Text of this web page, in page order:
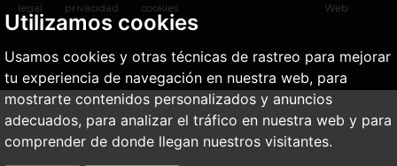
Utilizamos cookies
Usamos cookies y otras técnicas de rastreo para mejorar
tu experiencia de navegación en nuestra web, para
mostrarte contenidos personalizados y anuncios
adecuados, para analizar el tráfico en nuestra web y para
comprender de donde llegan nuestros visitantes.
legal
privacidad
cookies
Web